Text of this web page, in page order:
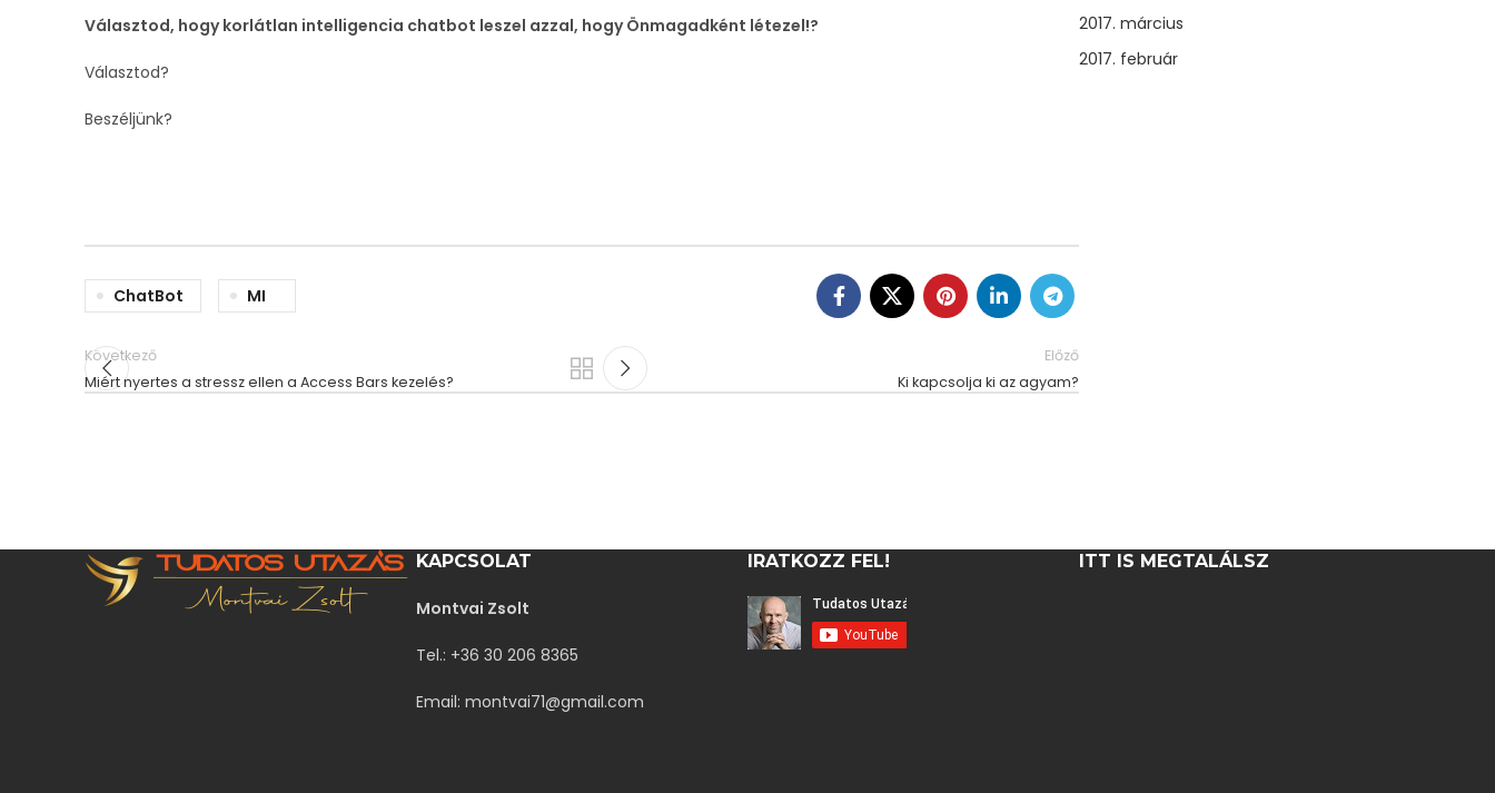
Választod, hogy korlátlan intelligencia chatbot leszel azzal, hogy Önmagadként létezel!?
Választod?
Beszéljünk?
ChatBot MI
Következő
Miért nyertes a stressz ellen a Access Bars kezelés?
Előző
Ki kapcsolja ki az agyam?
2017. március
2017. február
KAPCSOLAT
Montvai Zsolt
Tel.: +36 30 206 8365
Email: montvai71@gmail.com
IRATKOZZ FEL! ITT IS MEGTALÁLSZ